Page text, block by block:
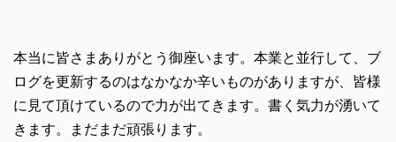
本当に皆さまありがとう御座います。本業と並行して、ブ
ログを更新するのはなかなか辛いものがありますが、皆様
に見て頂けているので力が出てきます。書く気力が湧いて
きます。まだまだ頑張ります。